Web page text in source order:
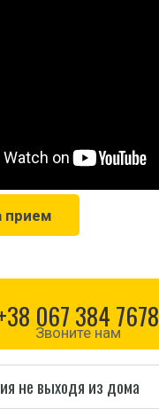
прием
067 384 7678
Звоните нам
не выходя из дома